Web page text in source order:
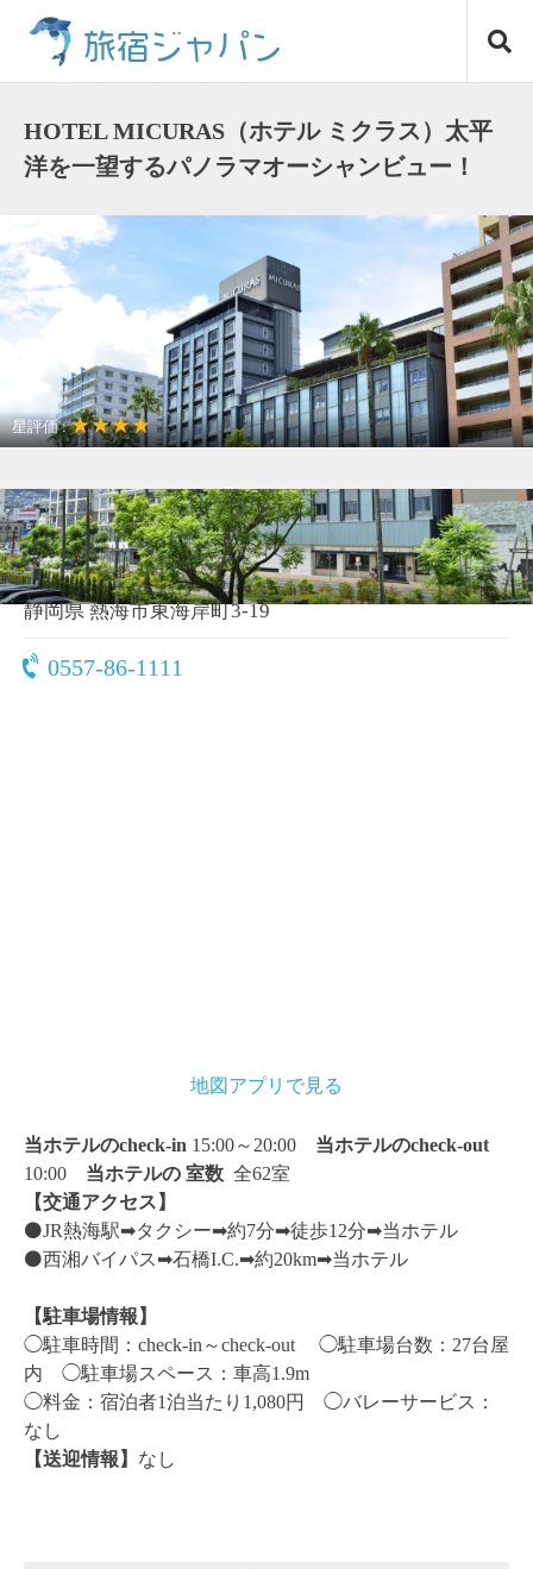
ッ
プ
旅宿ジャパン
HOTEL MICURAS（ホテル ミクラス）太平
洋を一望するパノラマオーシャンビュー！
星評価 :★★★★
温泉リゾート
〒413-0012
静岡県 熱海市東海岸町3-19
0557-86-1111
地図アプリで見る
当ホテルのcheck-in 15:00～20:00 当ホテルのcheck-out
10:00 当ホテルの 室数 全62室
【交通アクセス】
⚫️JR熱海駅➡︎タクシー➡︎約7分➡︎徒歩12分➡︎当ホテル
⚫️西湘バイパス➡︎石橋I.C.➡︎約20km➡︎当ホテル
【駐車場情報】
◯駐車時間：check-in～check-out ◯駐車場台数：27台屋
内 ◯駐車場スペース：車高1.9m
◯料金：宿泊者1泊当たり1,080円 ◯バレーサービス：
なし
【送迎情報】 なし